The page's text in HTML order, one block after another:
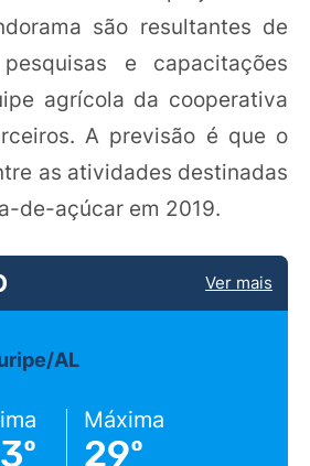
são resultantes de
e capacitações
agrícola da cooperativa
A previsão é que o
as atividades destinadas
de-açúcar em 2019.
Ver mais
AL
Máxima
29º